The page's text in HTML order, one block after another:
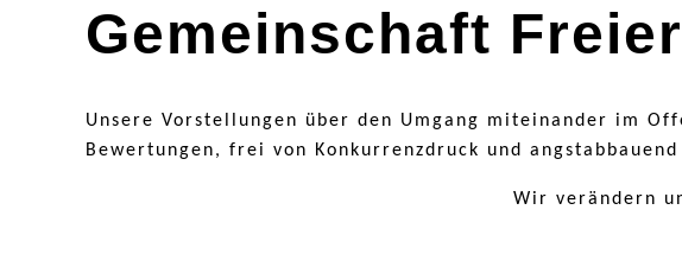
Gemeinschaft
Unsere Vorstellungen über den Umgang miteinander im
Bewertungen, frei von Konkurrenzdruck und
Wir verändern